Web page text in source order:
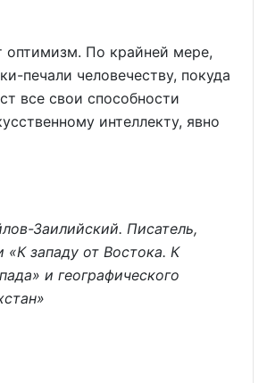
оптимизм. По крайней мере,
печали человечеству, покуда
все свои способности
интеллекту, явно
Заилийский. Писатель,
«К западу от Востока. К
и географического